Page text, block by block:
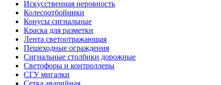
Искусственная неровность
Колесоотбойники
Конусы сигнальные
Краска для разметки
Лента светоотражающая
Пешеходные ограждения
Сигнальные столбики дорожные
Светофоры и контроллеры
СГУ мигалки